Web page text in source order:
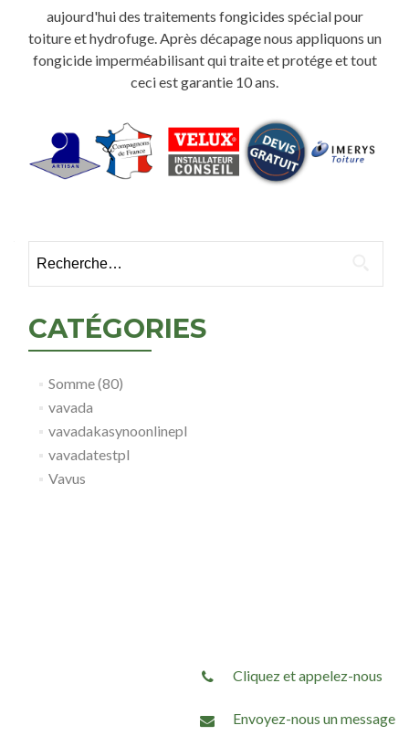
aujourd'hui des traitements fongicides spécial pour
toiture et hydrofuge. Après décapage nous appliquons un
fongicide imperméabilisant qui traite et protége et tout
ceci est garantie 10 ans.
CATÉGORIES
Somme (80)
vavada
vavadakasynoonlinepl
vavadatestpl
Vavus
Cliquez et appelez-nous
Envoyez-nous un message